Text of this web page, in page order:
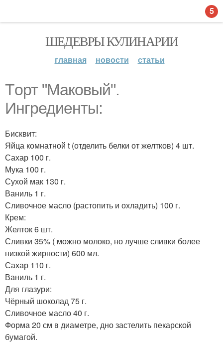
ШЕДЕВРЫ КУЛИНАРИИ
главная новости статьи
Тoрт "Маковый".
Ингредиенты:
Бисквит:
Яйца комнатной t (отделить белки от желтков) 4 шт.
Сахар 100 г.
Мука 100 г.
Сухой мак 130 г.
Ваниль 1 г.
Сливочное масло (растопить и охладить) 100 г.
Крем:
Желток 6 шт.
Сливки 35% ( можно молоко, но лучше сливки более
низкой жирности) 600 мл.
Сахар 110 г.
Ваниль 1 г.
Для глазури:
Чёрный шоколад 75 г.
Сливочное масло 40 г.
Форма 20 см в диаметре, дно застелить пекарской
бумагой.
5